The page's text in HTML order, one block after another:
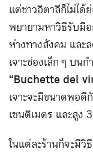
แต่ชาวอิตาลีก็ไม่ได้
พยายามหาวิธีรับมือ
ห่างทางสังคม และ
เจาะช่องเล็ก ๆ บน
“Buchette del
เจาะจะมีขนาดพอ
เซนติเมตร และสูง
ในแต่ละร้านก็จะมีวิ